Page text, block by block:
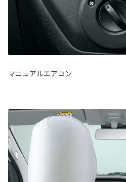
マニュアルエアコン